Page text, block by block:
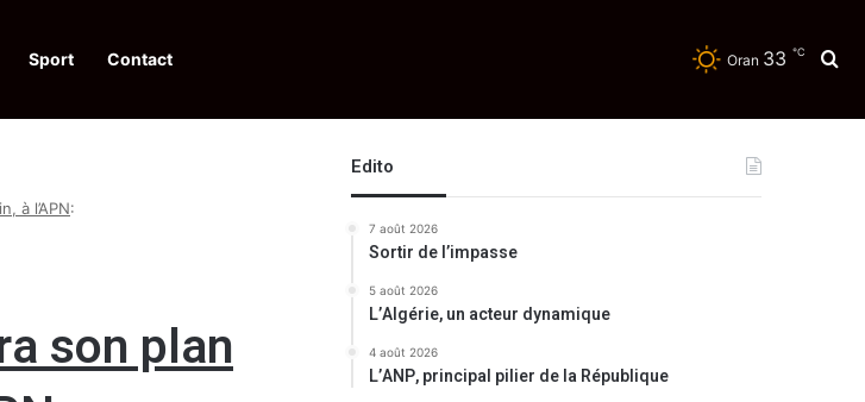
Sport Contact Oran 33 ℃
de trafiquants
à l’APN:
son plan
Edito
7 août 2026
Sortir de l’impasse
5 août 2026
L’Algérie, un acteur dynamique
4 août 2026
L’ANP, principal pilier de la République